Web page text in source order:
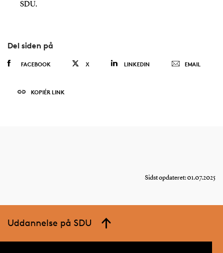
SDU.
Del siden på
FACEBOOK X LINKEDIN EMAIL
KOPIÉR LINK
Sidst opdateret: 01.07.2025
Uddannelse på SDU